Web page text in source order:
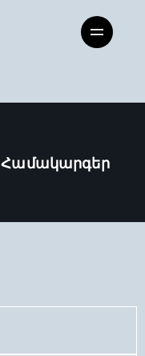
Համակարգեր